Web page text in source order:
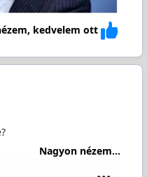
kedvelem ott
Nagyon nézem...